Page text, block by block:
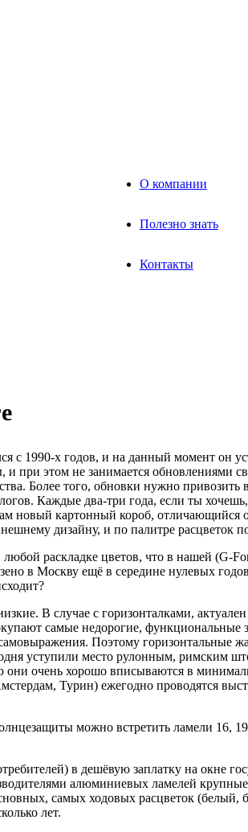
О компании
Полезно знать
Контакты
1990-х годов, и на данный момент он
этом не занимается обновлениями
Более того, обновки нужно
Каждые два-три года, если ты
новый картонный короб, отличающийся
дизайну, и по палитре расцветок
раскладке цветов, что в нашей (G-
в Москву ещё в середине нулевых
В случае с горизонталками,
самые недорогие, функциональные
Поэтому горизонтальные
уступили место рулонным, римским
очень хорошо вписываются в
Турин) ежегодно проводятся
можно встретить ламели 16,
в дешёвую заплатку на окне
алюминиевых ламелей
самых ходовых расцветок
лет.